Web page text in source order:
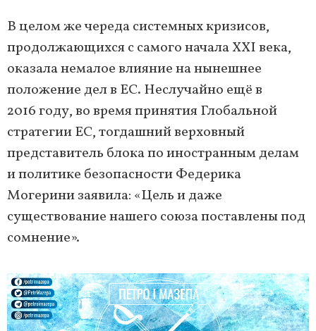
В целом же череда системных кризисов,
продолжающихся с самого начала ХХI века,
оказала немалое влияние на нынешнее
положение дел в ЕС. Неслучайно ещё в
2016 году, во время принятия Глобальной
стратегии ЕС, тогдашний верховный
представитель блока по иностранным делам
и политике безопасности Федерика
Могерини заявила: «Цель и даже
существование нашего союза поставлены под
сомнение».